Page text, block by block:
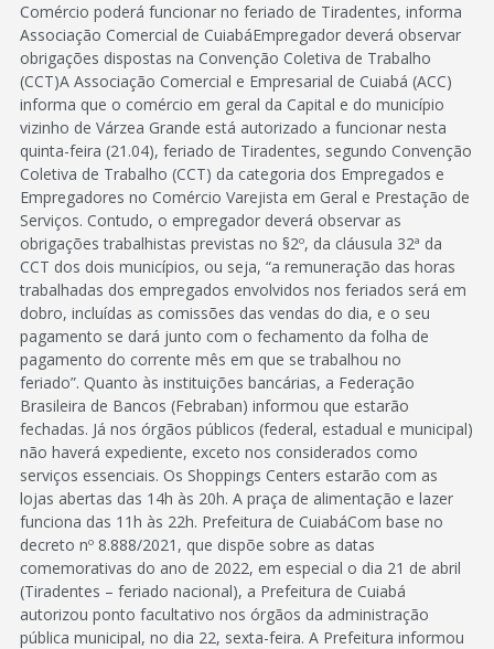
Comércio poderá funcionar no feriado de Tiradentes, informa
Associação Comercial de CuiabáEmpregador deverá observar
obrigações dispostas na Convenção Coletiva de Trabalho
(CCT)A Associação Comercial e Empresarial de Cuiabá (ACC)
informa que o comércio em geral da Capital e do município
vizinho de Várzea Grande está autorizado a funcionar nesta
quinta-feira (21.04), feriado de Tiradentes, segundo Convenção
Coletiva de Trabalho (CCT) da categoria dos Empregados e
Empregadores no Comércio Varejista em Geral e Prestação de
Serviços. Contudo, o empregador deverá observar as
obrigações trabalhistas previstas no §2º, da cláusula 32ª da
CCT dos dois municípios, ou seja, “a remuneração das horas
trabalhadas dos empregados envolvidos nos feriados será em
dobro, incluídas as comissões das vendas do dia, e o seu
pagamento se dará junto com o fechamento da folha de
pagamento do corrente mês em que se trabalhou no
feriado”. Quanto às instituições bancárias, a Federação
Brasileira de Bancos (Febraban) informou que estarão
fechadas. Já nos órgãos públicos (federal, estadual e municipal)
não haverá expediente, exceto nos considerados como
serviços essenciais. Os Shoppings Centers estarão com as
lojas abertas das 14h às 20h. A praça de alimentação e lazer
funciona das 11h às 22h. Prefeitura de CuiabáCom base no
decreto nº 8.888/2021, que dispõe sobre as datas
comemorativas do ano de 2022, em especial o dia 21 de abril
(Tiradentes – feriado nacional), a Prefeitura de Cuiabá
autorizou ponto facultativo nos órgãos da administração
pública municipal, no dia 22, sexta-feira. A Prefeitura informou